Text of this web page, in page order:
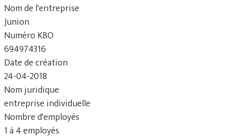
Nom de l'entreprise
Junion
Numéro KBO
694974316
Date de création
24-04-2018
Nom juridique
entreprise individuelle
Nombre d'employés
1 à 4 employés